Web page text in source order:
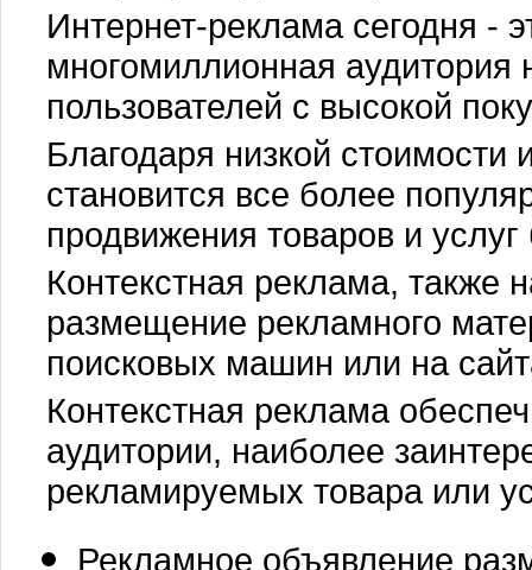
Интернет-реклама сегодня -
многомиллионная аудитория
пользователей с высокой
Благодаря низкой стоимости
становится все более
продвижения товаров и
Контекстная реклама, также
размещение рекламного
поисковых машин или на
Контекстная реклама
аудитории, наиболее
рекламируемых товара или
Рекламное объявление